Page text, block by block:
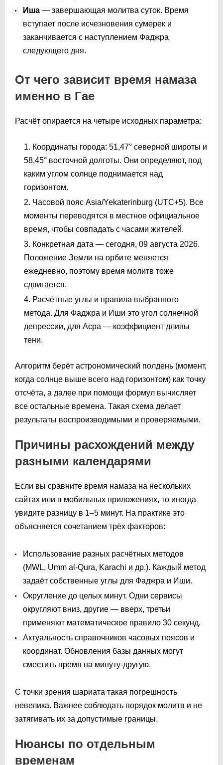
Иша — завершающая молитва суток. Время
вступает после исчезновения сумерек и
заканчивается с наступлением Фаджра
следующего дня.
От чего зависит время намаза
именно в Гае
Расчёт опирается на четыре исходных параметра:
Координаты города: 51,47° северной широты и
58,45° восточной долготы. Они определяют, под
каким углом солнце поднимается над
горизонтом.
Часовой пояс Asia/Yekaterinburg (UTC+5). Все
моменты переводятся в местное официальное
время, чтобы совпадать с часами жителей.
Конкретная дата — сегодня, 09 августа 2026.
Положение Земли на орбите меняется
ежедневно, поэтому время молитв тоже
сдвигается.
Расчётные углы и правила выбранного
метода. Для Фаджра и Иши это угол солнечной
депрессии, для Асра — коэффициент длины
тени.
Алгоритм берёт астрономический полдень (момент,
когда солнце выше всего над горизонтом) как точку
отсчёта, а далее при помощи формул вычисляет
все остальные времена. Такая схема делает
результаты воспроизводимыми и проверяемыми.
Причины расхождений между
разными календарями
Если вы сравните время намаза на нескольких
сайтах или в мобильных приложениях, то иногда
увидите разницу в 1–5 минут. На практике это
объясняется сочетанием трёх факторов:
Использование разных расчётных методов
(MWL, Umm al-Qura, Karachi и др.). Каждый метод
задаёт собственные углы для Фаджра и Иши.
Округление до целых минут. Одни сервисы
округляют вниз, другие — вверх, третьи
применяют математическое правило 30 секунд.
Актуальность справочников часовых поясов и
координат. Обновления базы данных могут
сместить время на минуту-другую.
С точки зрения шариата такая погрешность
невелика. Важнее соблюдать порядок молитв и не
затягивать их за допустимые границы.
Нюансы по отдельным
временам